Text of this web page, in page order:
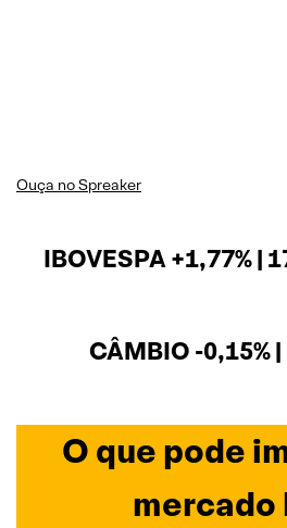
Ouça no Spreaker
IBOVESPA +1,77% |
CÂMBIO -0,15%
O que pode
mercado